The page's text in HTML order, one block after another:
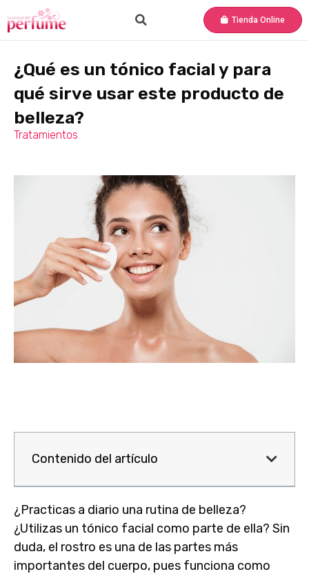
Tienda Online
¿Qué es un tónico facial y para
qué sirve usar este producto de
belleza?
Tratamientos
Contenido del artículo
¿Practicas a diario una rutina de belleza?
¿Utilizas un tónico facial como parte de ella? Sin
duda, el rostro es una de las partes más
importantes del cuerpo, pues funciona como